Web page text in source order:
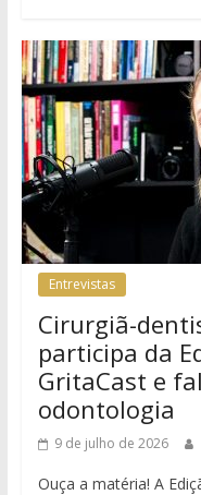
Entrevistas
Cirurgiã-
participa da
GritaCast e
odontologia
9 de julho de 2026
Ouça a matéria! A